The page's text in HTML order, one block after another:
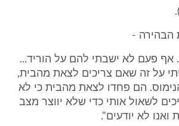
הבהירה -
פעם לא ישבתי להם על הוריד...
על זה שאם צריכים לצאת מהבית,
הם פחדו לצאת מהבית כי לא
לשאול אותי כדי שלא יווצר מצב
לא יודעים".